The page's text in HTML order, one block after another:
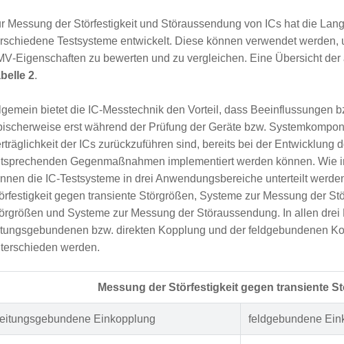
Messung der Störfestigkeit und Störaussendung von ICs hat die
Testsysteme entwickelt. Diese können verwendet werden,
zu bewerten und zu vergleichen. Eine Übersicht der
2.
bietet die IC‑Messtechnik den Vorteil, dass Beeinflussungen
erst während der Prüfung der Geräte bzw.
der ICs zurückzuführen sind, bereits bei der Entwicklung
Gegenmaßnahmen implementiert werden können. Wie
die IC‑Testsysteme in drei Anwendungsbereiche unterteilt
gegen transiente Störgrößen, Systeme zur Messung der
und Systeme zur Messung der Störaussendung. In allen
bzw. direkten Kopplung und der feldgebundenen
werden.
Messung der Störfestigkeit gegen transiente
Einkopplung feldgebundene